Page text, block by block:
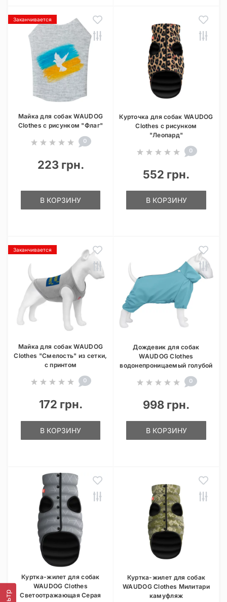
Заканчивается
Майка для собак WAUDOG
Clothes с рисунком "Флаг"
0
223 грн.
В КОРЗИНУ
Курточка для собак WAUDOG
Clothes с рисунком
"Леопард"
0
552 грн.
В КОРЗИНУ
Заканчивается
Майка для собак WAUDOG
Clothes "Смелость" из сетки,
с принтом
0
172 грн.
В КОРЗИНУ
Дождевик для собак
WAUDOG Clothes
водонепроницаемый голубой
0
998 грн.
В КОРЗИНУ
Куртка-жилет для собак
WAUDOG Clothes
Светоотражающая Серая
Куртка-жилет для собак
WAUDOG Clothes Милитари
камуфляж